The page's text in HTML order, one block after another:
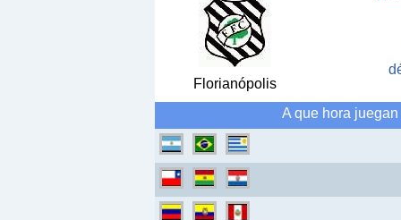
Florianópolis
A que hora